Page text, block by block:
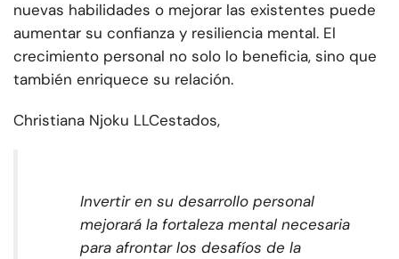
nuevas habilidades o mejorar las existentes puede
aumentar su confianza y resiliencia mental. El
crecimiento personal no solo lo beneficia, sino que
también enriquece su relación.
Christiana Njoku LLCestados,
Invertir en su desarrollo personal
mejorará la fortaleza mental necesaria
para afrontar los desafíos de la